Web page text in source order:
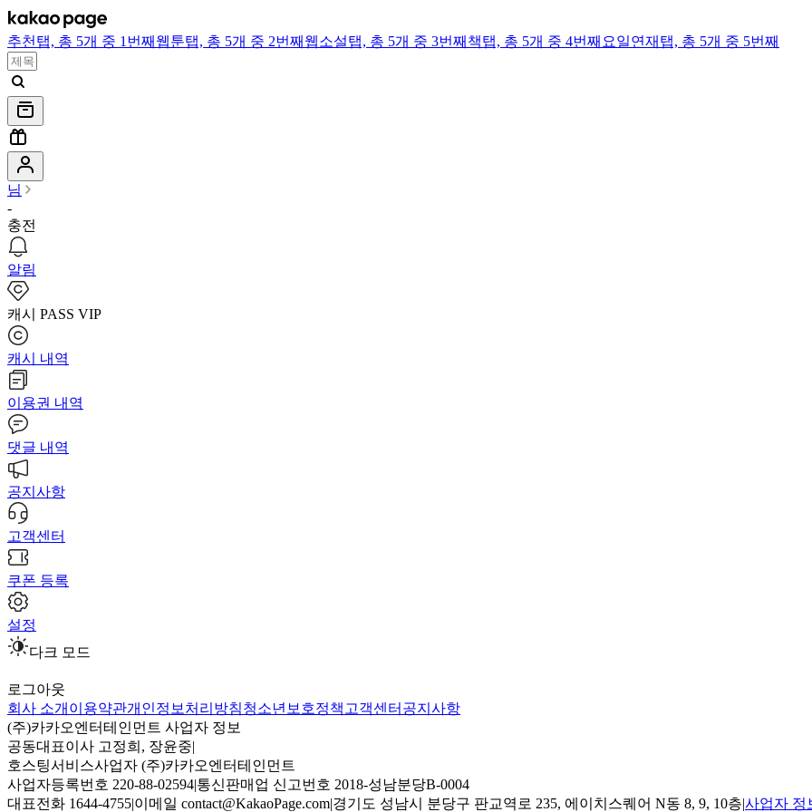
추천 탭, 총 5개 중 1번째 웹툰탭, 총 5개 중 2번째 웹소설탭, 총 5개 중 3번째 책탭, 총 5개 중 4번째 요일연재 탭, 총 5개 중 5번째
님
-
충전
알림
캐시 PASS VIP
캐시 내역
이용권 내역
댓글 내역
공지사항
고객센터
쿠폰 등록
설정
다크 모드
로그아웃
회사 소개 이용약관개인정보처리방침청소년보호정책 고객센터 공지사항
(주)카카오엔터테인먼트 사업자 정보
공동대표이사 고정희, 장윤중|
호스팅서비스사업자 (주)카카오엔터테인먼트
사업자등록번호 220-88-02594|통신판매업 신고번호 2018-성남분당B-0004
대표전화 1644-4755|이메일 contact@KakaoPage.com|경기도 성남시 분당구 판교역로 235, 에이치스퀘어 N동 8, 9, 10층|사업자 정